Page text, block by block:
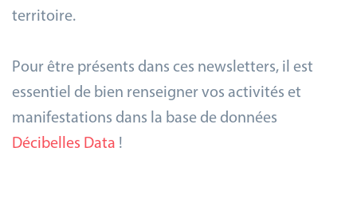
territoire.
Pour être présents dans ces newsletters, il est
essentiel de bien renseigner vos activités et
manifestations dans la base de données
Décibelles Data !